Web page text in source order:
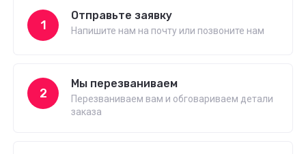
1
Отправьте заявку
Напишите нам на почту или позвоните нам
2
Мы перезваниваем
Перезваниваем вам и обговариваем детали
заказа